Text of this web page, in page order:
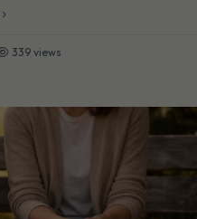
339 views